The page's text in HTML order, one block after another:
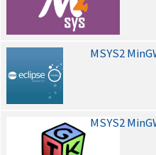
MSYS2
MSYS2